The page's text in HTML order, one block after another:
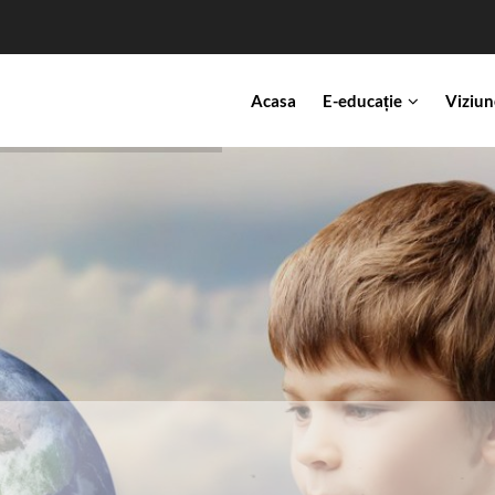
Acasa E-educație